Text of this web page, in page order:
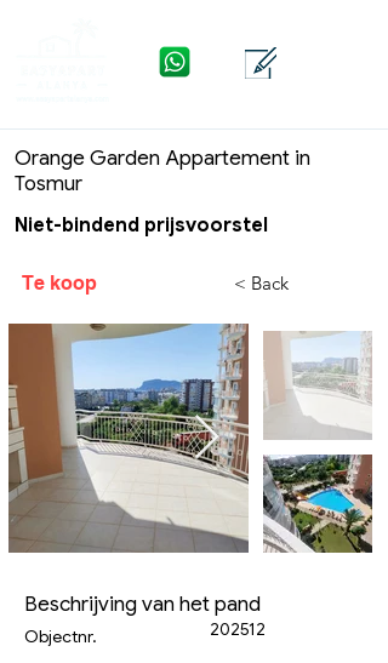
Orange Garden Appartement in
Tosmur
Niet-bindend prijsvoorstel
Te koop < Back
Beschrijving van het pand
Objectnr. 202512